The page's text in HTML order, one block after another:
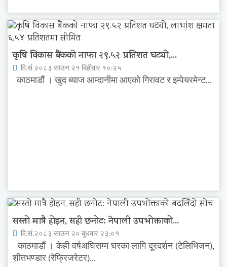
कृषि विकास बैंकको नाफा २९.५२ प्रतिशत घट्यो,...
वि.सं.२०८३ साउन २१ बिहीवार १०:२५
काठमाडौं । खुद ब्याज आम्दानीमा आएको गिरावट र इम्पेयरमेन्ट...
सस्तो मात्रै होइन, सही छनोट: नेपाली उपभोक्ताको...
वि.सं.२०८३ साउन २० बुधवार २३:०१
काठमाडौं । केही वर्षअघिसम्म घरका लागि दूरदर्शन (टेलिभिजन),
शीतभण्डार (रेफ्रिजरेटर)...